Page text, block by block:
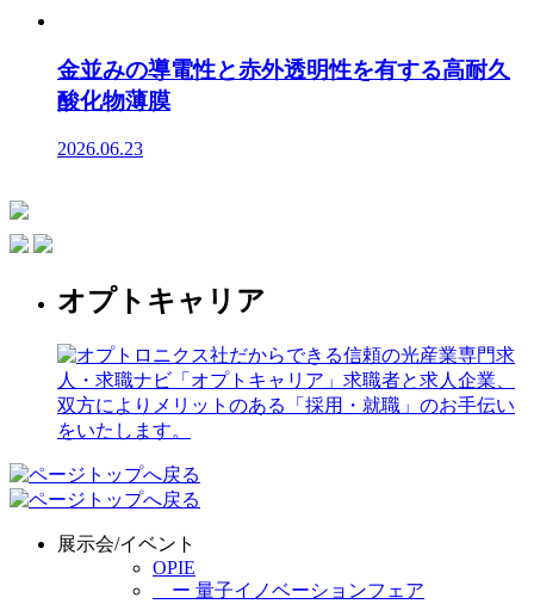
金並みの導電性と赤外透明性を有する高耐久
酸化物薄膜
2026.06.23
オプトキャリア
展示会/イベント
OPIE
ー 量子イノベーションフェア